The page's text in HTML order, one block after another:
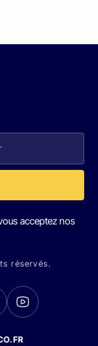
acceptez nos
réservés.